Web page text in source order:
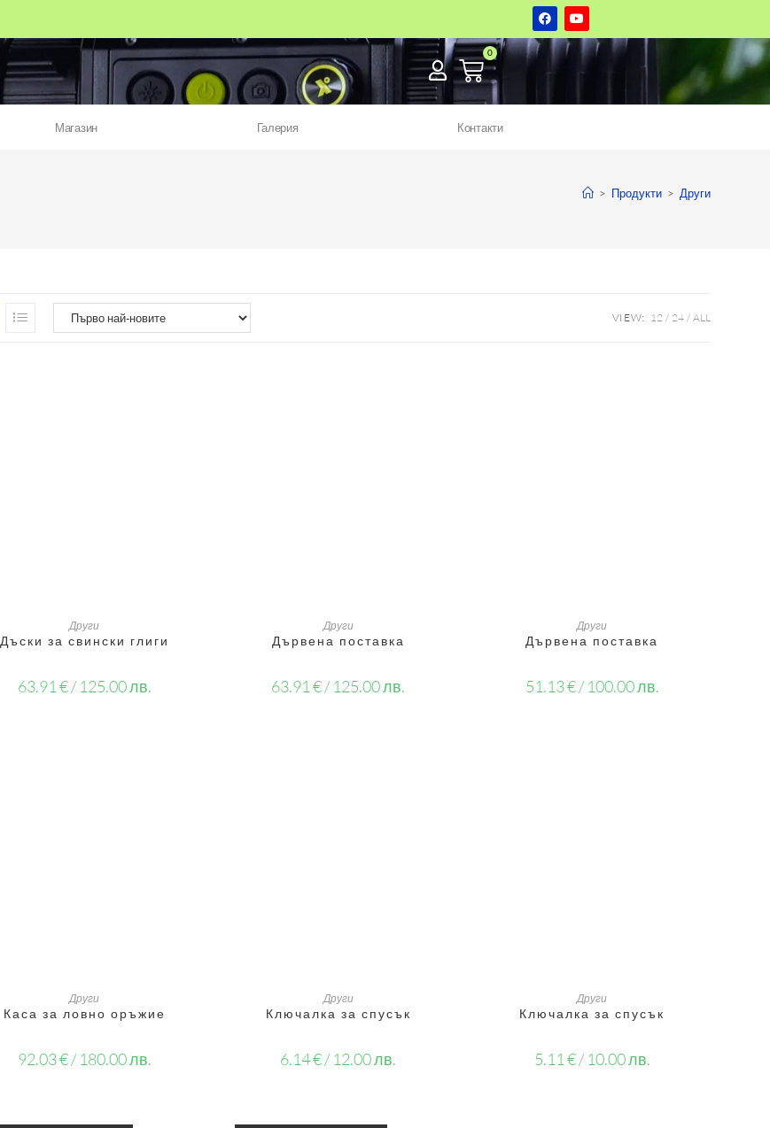
Магазин Галерия Контакти
> Продукти > Други
VIEW: 12 24 ALL
ДОБАВЯНЕ В КОЛИЧКАТА
Други
Дъски за свински глиги
63.91 €/ 125.00 лв.
ДОБАВЯНЕ В КОЛИЧКАТА
Други
Дървена поставка
63.91€/ 125.00 лв.
ДОБАВЯНЕ В КОЛИЧКАТА
Други
Дървена поставка
51.13€/ 100.00 лв.
ДОБАВЯНЕ В КОЛИЧКАТА
Други
Каса за ловно оръжие
92.03€/ 180.00 лв.
ДОБАВЯНЕ В КОЛИЧКАТА
Други
Ключалка за спусък
6.14€/ 12.00 лв.
ДОБАВЯНЕ В КОЛИЧКАТА
Други
Ключалка за спусък
5.11 €/ 10.00 лв.